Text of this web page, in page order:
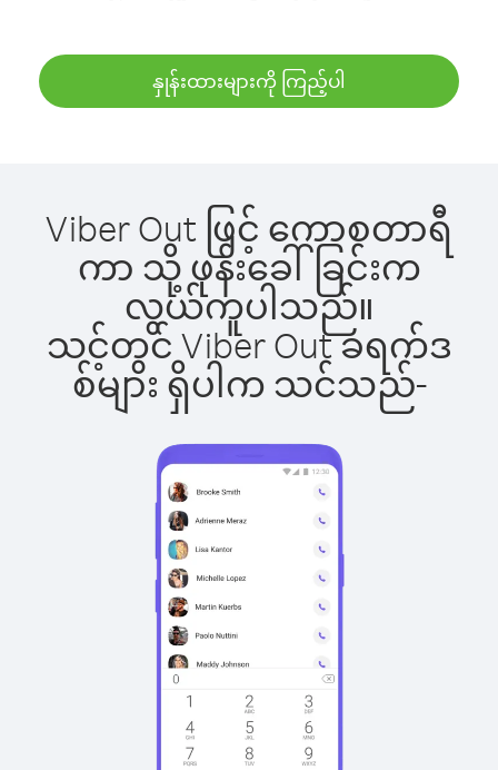
နှုန်းထားများကို ကြည့်ပါ
Viber Out ဖြင့် ကောစတာရီ
ကာ သို့ ဖုန်းခေါ်ခြင်းက
လွယ်ကူပါသည်။
သင့်တွင် Viber Out ခရက်ဒ
စ်များ ရှိပါက သင်သည်-